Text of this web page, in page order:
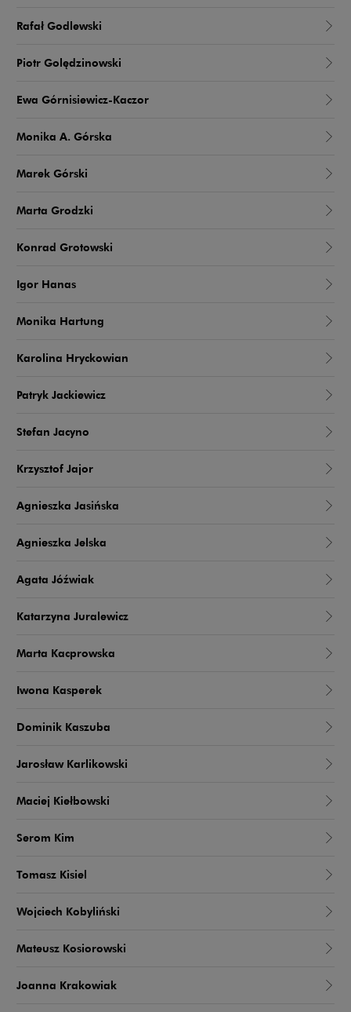
Rafał Godlewski
Piotr Golędzinowski
Ewa Górnisiewicz-Kaczor
Monika A. Górska
Marek Górski
Marta Grodzki
Konrad Grotowski
Igor Hanas
Monika Hartung
Karolina Hryckowian
Patryk Jackiewicz
Stefan Jacyno
Krzysztof Jajor
Agnieszka Jasińska
Agnieszka Jelska
Agata Jóźwiak
Katarzyna Juralewicz
Marta Kacprowska
Iwona Kasperek
Dominik Kaszuba
Jarosław Karlikowski
Maciej Kiełbowski
Serom Kim
Tomasz Kisiel
Wojciech Kobyliński
Mateusz Kosiorowski
Joanna Krakowiak